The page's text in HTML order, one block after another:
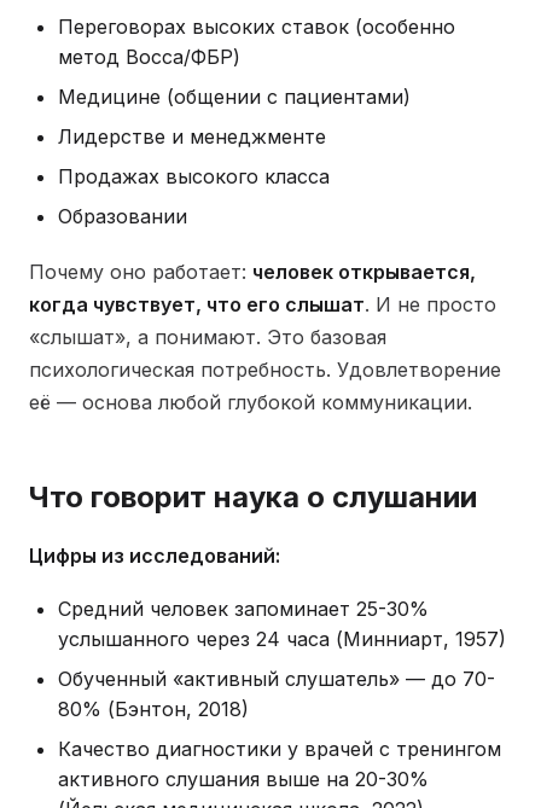
Переговорах высоких ставок (особенно
метод Восса/ФБР)
Медицине (общении с пациентами)
Лидерстве и менеджменте
Продажах высокого класса
Образовании
Почему оно работает: человек открывается,
когда чувствует, что его слышат. И не просто
«слышат», а понимают. Это базовая
психологическая потребность. Удовлетворение
её — основа любой глубокой коммуникации.
Что говорит наука о слушании
Цифры из исследований:
Средний человек запоминает 25-30%
услышанного через 24 часа (Минниарт, 1957)
Обученный «активный слушатель» — до 70-
80% (Бэнтон, 2018)
Качество диагностики у врачей с тренингом
активного слушания выше на 20-30%